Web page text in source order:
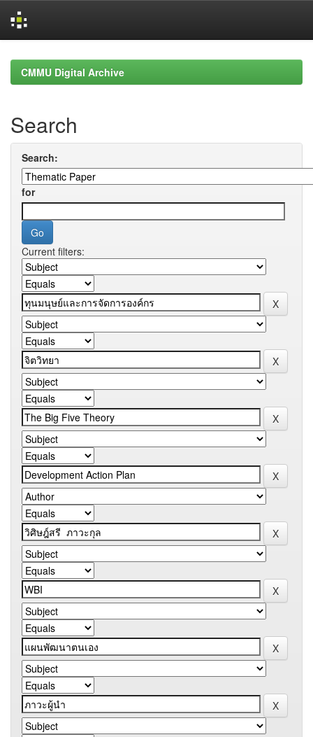
navigationCMMU Digital Archive
Search
Search:
for
Current filters: